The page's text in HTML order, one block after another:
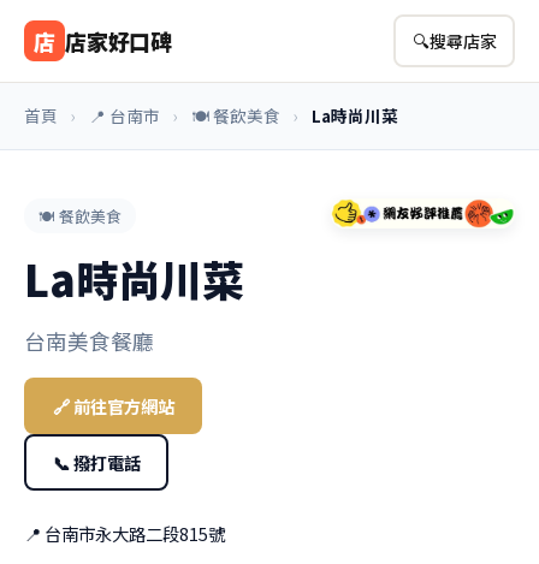
店 店家好口碑 🔍搜尋店家
首頁 › 📍 台南市 › 🍽️ 餐飲美食 › La時尚川菜
🍽️ 餐飲美食
La時尚川菜
台南美食餐廳
🔗 前往官方網站
📞 撥打電話
📍 台南市永大路二段815號